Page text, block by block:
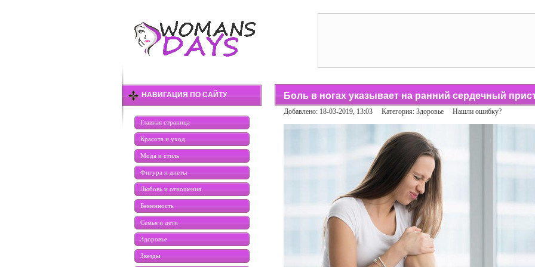
НАВИГАЦИЯ ПО САЙТУ
Главная страница
Красота и уход
Мода и стиль
Фигура и диеты
Любовь и отношения
Беменность
Семья и дети
Здоровье
Звезды
Боль в ногах указывает на ранний сердечный
Добавлено: 18-03-2019, 13:03 Категория: Здоровье Нашли ошибку?